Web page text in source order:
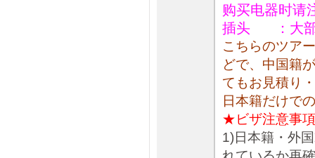
购买电器时请
插头 ：大部
こちらのツア
どで、中国籍
てもお見積り
日本籍だけで
★ビザ注意事項
1)日本籍・外